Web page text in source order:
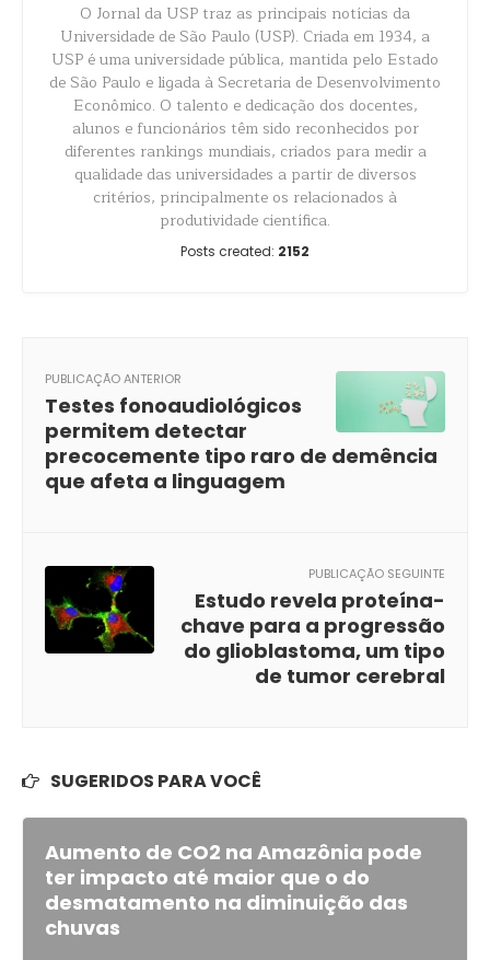
O Jornal da USP traz as principais notícias da
Universidade de São Paulo (USP). Criada em 1934, a
USP é uma universidade pública, mantida pelo Estado
de São Paulo e ligada à Secretaria de Desenvolvimento
Econômico. O talento e dedicação dos docentes,
alunos e funcionários têm sido reconhecidos por
diferentes rankings mundiais, criados para medir a
qualidade das universidades a partir de diversos
critérios, principalmente os relacionados à
produtividade científica.
Posts created: 2152
PUBLICAÇÃO ANTERIOR
Testes fonoaudiológicos
permitem detectar
precocemente tipo raro de demência
que afeta a linguagem
PUBLICAÇÃO SEGUINTE
Estudo revela proteína-
chave para a progressão
do glioblastoma, um tipo
de tumor cerebral
SUGERIDOS PARA VOCÊ
Aumento de CO2 na Amazônia pode
ter impacto até maior que o do
desmatamento na diminuição das
chuvas